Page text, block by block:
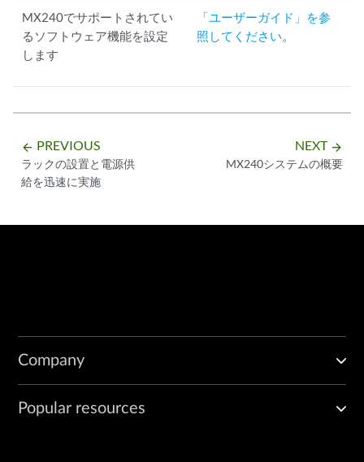
MX240でサポートされてい
るソフトウェア機能を設定
します
「ユーザーガイド」を参
照してください。
arrow_backward PREVIOUS
ラックの設置と電源供
給を迅速に実施
NEXT arrow_forward
MX240システムの概要
Company
Popular resources